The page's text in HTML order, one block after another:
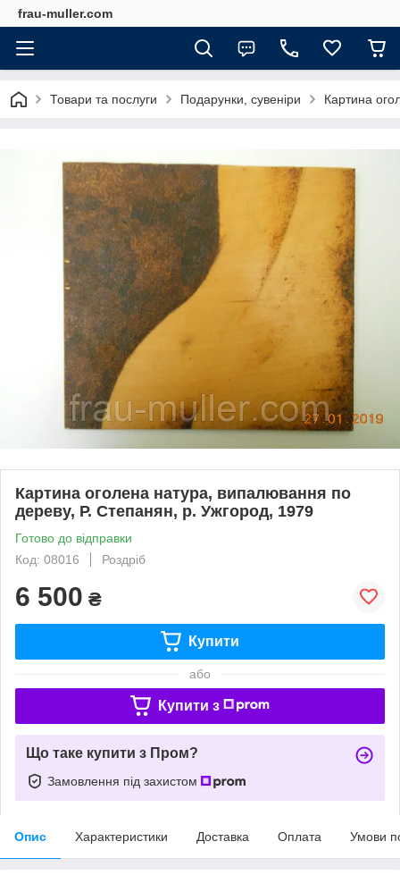
frau-muller.com
Товари та послуги Подарунки, сувеніри Картина
Картина оголена натура, випалювання по
дереву, Р. Степанян, р. Ужгород, 1979
Готово до відправки
Код: 08016
Роздріб
6 500 ₴
Купити
або
Купити з
Що таке купити з Пром?
Замовлення під захистом
Опис Характеристики Доставка Оплата Умови